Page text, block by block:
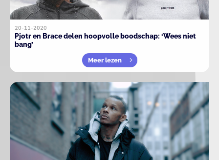
20-11-2020
Pjotr en Brace delen hoopvolle boodschap: ‘Wees niet
bang’
Meer lezen